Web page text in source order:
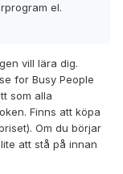
el.
vill lära dig.
for Busy People
som alla
Finns att köpa
Om du börjar
att stå på innan